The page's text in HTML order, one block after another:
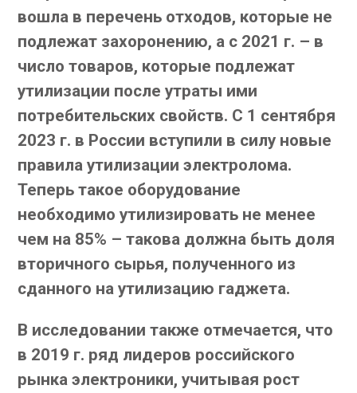
вошла в перечень отходов, которые не
подлежат захоронению, а с 2021 г. – в
число товаров, которые подлежат
утилизации после утраты ими
потребительских свойств. С 1 сентября
2023 г. в России вступили в силу новые
правила утилизации электролома.
Теперь такое оборудование
необходимо утилизировать не менее
чем на 85% – такова должна быть доля
вторичного сырья, полученного из
сданного на утилизацию гаджета.
В исследовании также отмечается, что
в 2019 г. ряд лидеров российского
рынка электроники, учитывая рост